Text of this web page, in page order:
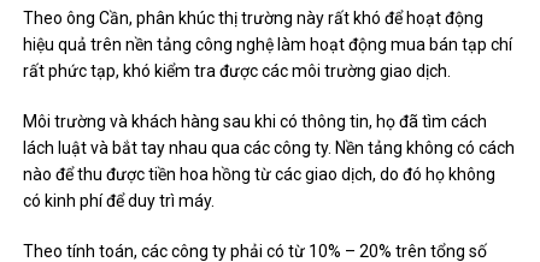
Theo ông Cần, phân khúc thị trường này rất khó để hoạt động
hiệu quả trên nền tảng công nghệ làm hoạt động mua bán tạp chí
rất phức tạp, khó kiểm tra được các môi trường giao dịch.
Môi trường và khách hàng sau khi có thông tin, họ đã tìm cách
lách luật và bắt tay nhau qua các công ty. Nền tảng không có cách
nào để thu được tiền hoa hồng từ các giao dịch, do đó họ không
có kinh phí để duy trì máy.
Theo tính toán, các công ty phải có từ 10% – 20% trên tổng số